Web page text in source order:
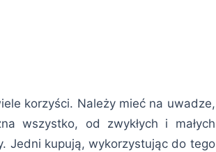
korzyści. Należy mieć na uwadze,
wszystko, od zwykłych i małych
Jedni kupują, wykorzystując do tego